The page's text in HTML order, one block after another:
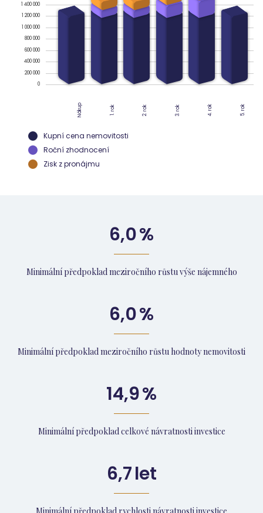
0
200 000
400 000
600 000
800 000
1 000 000
1 200 000
1 400 000
Nákup 1. rok 2. rok 3. rok 4. rok 5. rok
Kupní cena nemovitosti
Roční zhodnocení
Zisk z pronájmu
6,0%
Minimální předpoklad meziročního růstu výše nájemného
6,0%
Minimální předpoklad meziročního růstu hodnoty nemovitosti
14,9%
Minimální předpoklad celkové návratnosti investice
6,7let